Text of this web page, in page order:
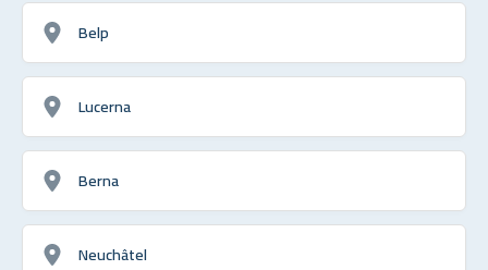
Belp
Lucerna
Berna
Neuchâtel